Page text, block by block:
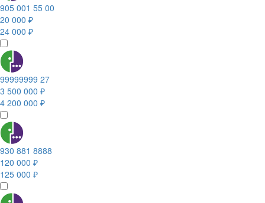
905 001 55 00
20 000 ₽
24 000 ₽
99999999 27
3 500 000 ₽
4 200 000 ₽
930 881 8888
120 000 ₽
125 000 ₽